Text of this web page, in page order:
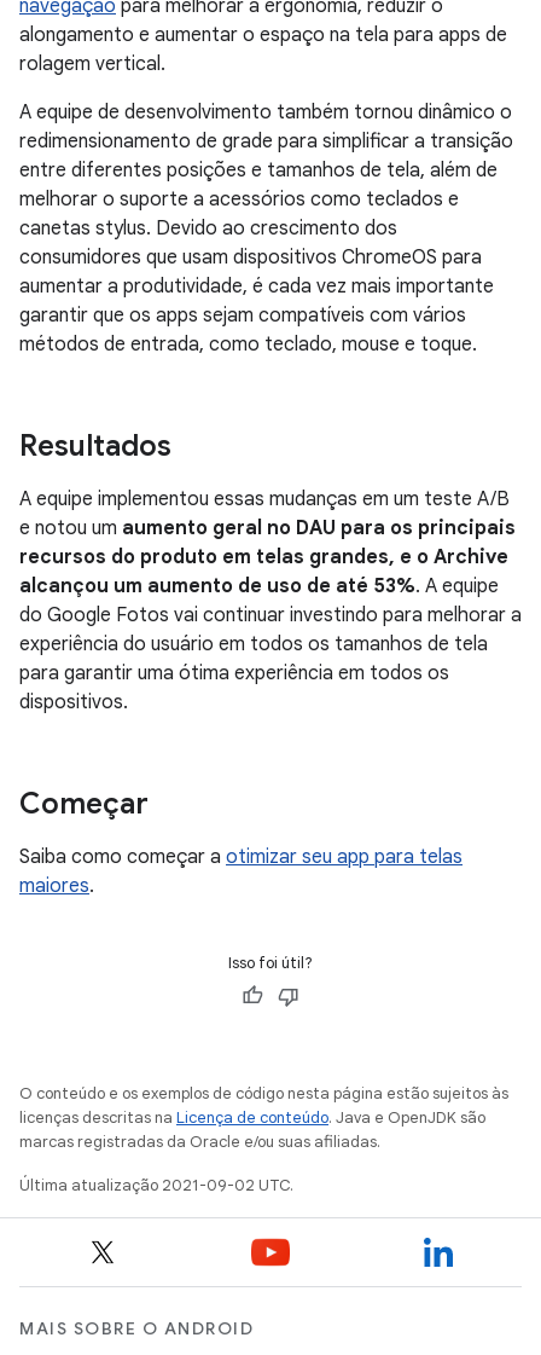
navegação para melhorar a ergonomia, reduzir o
alongamento e aumentar o espaço na tela para apps de
rolagem vertical.
A equipe de desenvolvimento também tornou dinâmico o
redimensionamento de grade para simplificar a transição
entre diferentes posições e tamanhos de tela, além de
melhorar o suporte a acessórios como teclados e
canetas stylus. Devido ao crescimento dos
consumidores que usam dispositivos ChromeOS para
aumentar a produtividade, é cada vez mais importante
garantir que os apps sejam compatíveis com vários
métodos de entrada, como teclado, mouse e toque.
Resultados
A equipe implementou essas mudanças em um teste A/B
e notou um aumento geral no DAU para os principais
recursos do produto em telas grandes, e o Archive
alcançou um aumento de uso de até 53%. A equipe
do Google Fotos vai continuar investindo para melhorar a
experiência do usuário em todos os tamanhos de tela
para garantir uma ótima experiência em todos os
dispositivos.
Começar
Saiba como começar a otimizar seu app para telas
maiores.
Isso foi útil?
O conteúdo e os exemplos de código nesta página estão sujeitos às
licenças descritas na Licença de conteúdo. Java e OpenJDK são
marcas registradas da Oracle e/ou suas afiliadas.
Última atualização 2021-09-02 UTC.
MAIS SOBRE O ANDROID